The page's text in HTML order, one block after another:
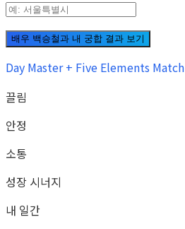
배우 백승철과 내 궁합 결과 보기
Day Master + Five Elements Match
끌림
안정
소통
성장 시너지
내 일간